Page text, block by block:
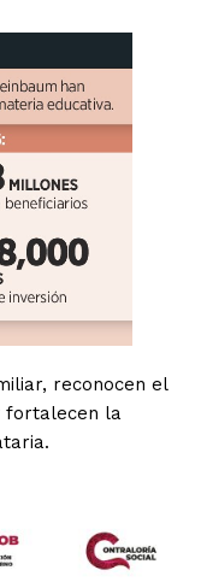
reconocen el
fortalecen la